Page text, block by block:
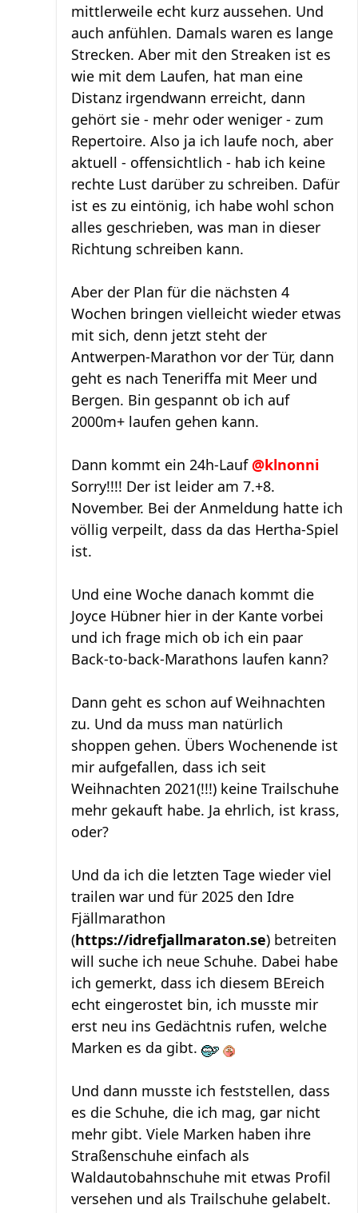
mittlerweile echt kurz aussehen. Und
auch anfühlen. Damals waren es lange
Strecken. Aber mit den Streaken ist es
wie mit dem Laufen, hat man eine
Distanz irgendwann erreicht, dann
gehört sie - mehr oder weniger - zum
Repertoire. Also ja ich laufe noch, aber
aktuell - offensichtlich - hab ich keine
rechte Lust darüber zu schreiben. Dafür
ist es zu eintönig, ich habe wohl schon
alles geschrieben, was man in dieser
Richtung schreiben kann.
Aber der Plan für die nächsten 4
Wochen bringen vielleicht wieder etwas
mit sich, denn jetzt steht der
Antwerpen-Marathon vor der Tür, dann
geht es nach Teneriffa mit Meer und
Bergen. Bin gespannt ob ich auf
2000m+ laufen gehen kann.
Dann kommt ein 24h-Lauf @klnonni
Sorry!!!! Der ist leider am 7.+8.
November. Bei der Anmeldung hatte ich
völlig verpeilt, dass da das Hertha-Spiel
ist.
Und eine Woche danach kommt die
Joyce Hübner hier in der Kante vorbei
und ich frage mich ob ich ein paar
Back-to-back-Marathons laufen kann?
Dann geht es schon auf Weihnachten
zu. Und da muss man natürlich
shoppen gehen. Übers Wochenende ist
mir aufgefallen, dass ich seit
Weihnachten 2021(!!!) keine Trailschuhe
mehr gekauft habe. Ja ehrlich, ist krass,
oder?
Und da ich die letzten Tage wieder viel
trailen war und für 2025 den Idre
Fjällmarathon
(https://idrefjallmaraton.se) betreiten
will suche ich neue Schuhe. Dabei habe
ich gemerkt, dass ich diesem BEreich
echt eingerostet bin, ich musste mir
erst neu ins Gedächtnis rufen, welche
Marken es da gibt.
Und dann musste ich feststellen, dass
es die Schuhe, die ich mag, gar nicht
mehr gibt. Viele Marken haben ihre
Straßenschuhe einfach als
Waldautobahnschuhe mit etwas Profil
versehen und als Trailschuhe gelabelt.